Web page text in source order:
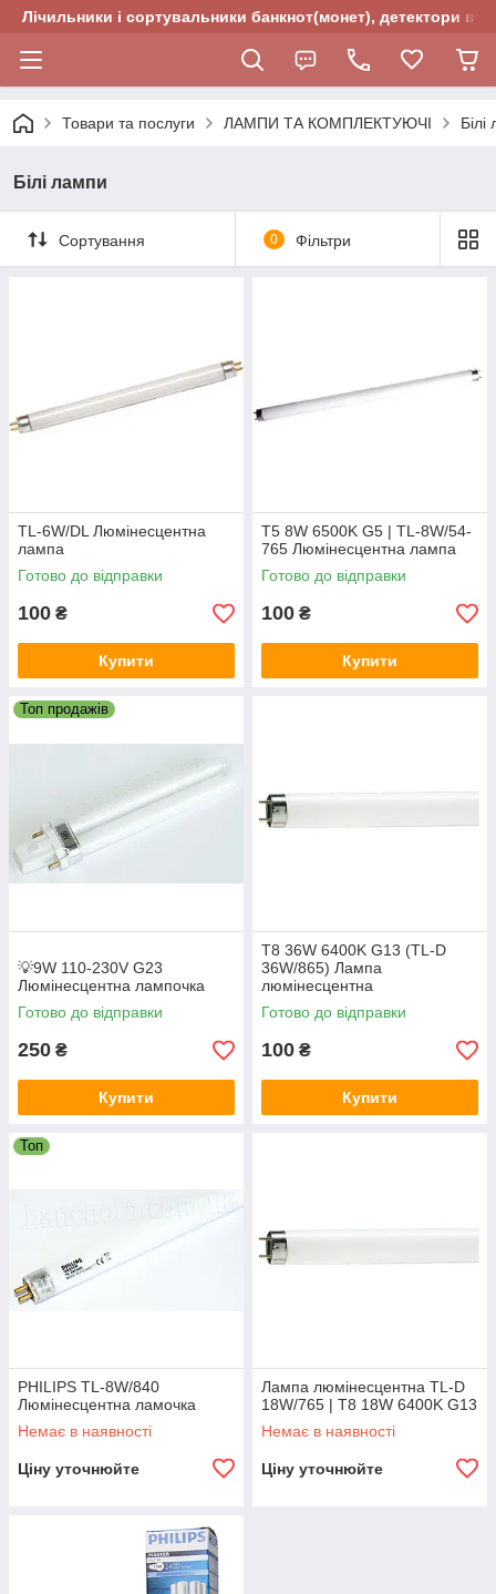
Лічильники і сортувальники банкнот(монет), детектори
Товари та послуги ЛАМПИ ТА КОМПЛЕКТУЮЧІ
Білі лампи
Сортування 0 Фільтри
TL-6W/DL Люмінесцентна
лампа
Готово до відправки
100 ₴
Купити
T5 8W 6500K G5 | TL-8W/54-
765 Люмінесцентна лампа
Готово до відправки
100 ₴
Купити
Топ продажів
💡9W 110-230V G23
Люмiнeсцeнтнa лaмпoчкa
Готово до відправки
250 ₴
Купити
T8 36W 6400K G13 (TL-D
36W/865) Лампа
люмінесцентна
Готово до відправки
100 ₴
Купити
Топ
PHILIPS TL-8W/840
Люмінесцентна ламочка
Немає в наявності
Ціну уточнюйте
Лампа люмінесцентна TL-D
18W/765 | T8 18W 6400K G13
Немає в наявності
Ціну уточнюйте